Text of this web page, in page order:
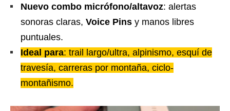
Nuevo combo micrófono/altavoz: alertas
sonoras claras, Voice Pins y manos libres
puntuales.
Ideal para: trail largo/ultra, alpinismo, esquí de
travesía, carreras por montaña, ciclo-
montañismo.